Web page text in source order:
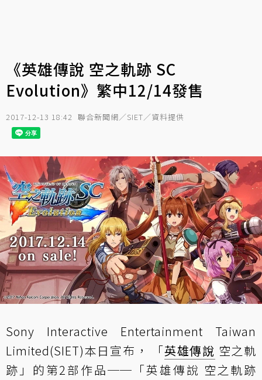
《英雄傳說 空之軌跡 SC
Evolution》繁中12/14發售
2017-12-13 18:42 聯合新聞網／SIET／資料提供
Sony Interactive Entertainment Taiwan
Limited(SIET)本日宣布， 「英雄傳說 空之軌
跡」的第2部作品──「英雄傳說 空之軌跡